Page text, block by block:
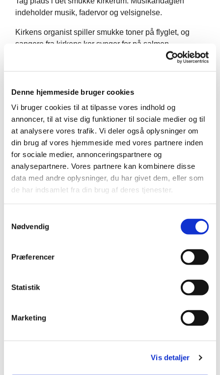
Denne hjemmeside bruger cookies
Vi bruger cookies til at tilpasse vores indhold og
annoncer, til at vise dig funktioner til sociale medier og til
at analysere vores trafik. Vi deler også oplysninger om
din brug af vores hjemmeside med vores partnere inden
for sociale medier, annonceringspartnere og
analysepartnere. Vores partnere kan kombinere disse
data med andre oplysninger, du har givet dem, eller som
de har indsamlet fra din brug af deres tjenester.
Nødvendig
Præferencer
Statistik
Marketing
Vis detaljer
indeholder musik, fadervor og velsignelse.
Kirkens organist spiller smukke toner på flyglet, og
sangere fra kirkens kor synger for på salmen.
Der er musikandagt i Helligaandskirken mandage kl.
12, tirsdage kl. 12, onsdage kl. 15, torsdage kl. 12 og
fredage kl. 12.
Du vil måske også kunne lide...